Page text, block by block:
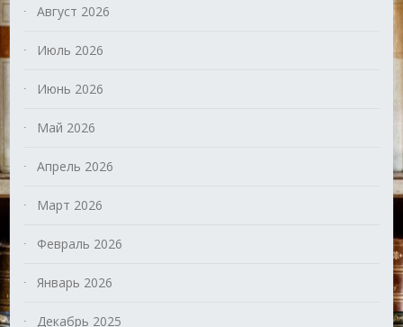
Август 2026
Июль 2026
Июнь 2026
Май 2026
Апрель 2026
Март 2026
Февраль 2026
Январь 2026
Декабрь 2025